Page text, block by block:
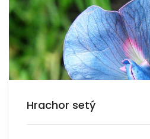
Hrachor setý